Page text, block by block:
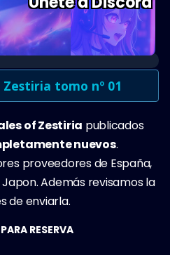
tomo nº 01
of Zestiria publicados
nuevos.
proveedores de España,
Japon. Además revisamos la
de enviarla.
RESERVA